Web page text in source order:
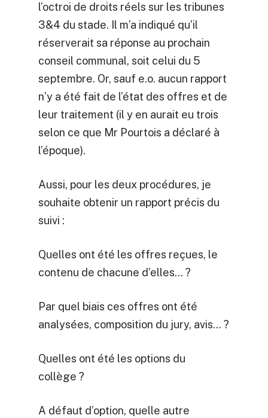
l’octroi de droits réels sur les tribunes
3&4 du stade. Il m’a indiqué qu’il
réserverait sa réponse au prochain
conseil communal, soit celui du 5
septembre. Or, sauf e.o. aucun rapport
n’y a été fait de l’état des offres et de
leur traitement (il y en aurait eu trois
selon ce que Mr Pourtois a déclaré à
l’époque).
Aussi, pour les deux procédures, je
souhaite obtenir un rapport précis du
suivi :
Quelles ont été les offres reçues, le
contenu de chacune d’elles… ?
Par quel biais ces offres ont été
analysées, composition du jury, avis… ?
Quelles ont été les options du
collège ?
A défaut d’option, quelle autre